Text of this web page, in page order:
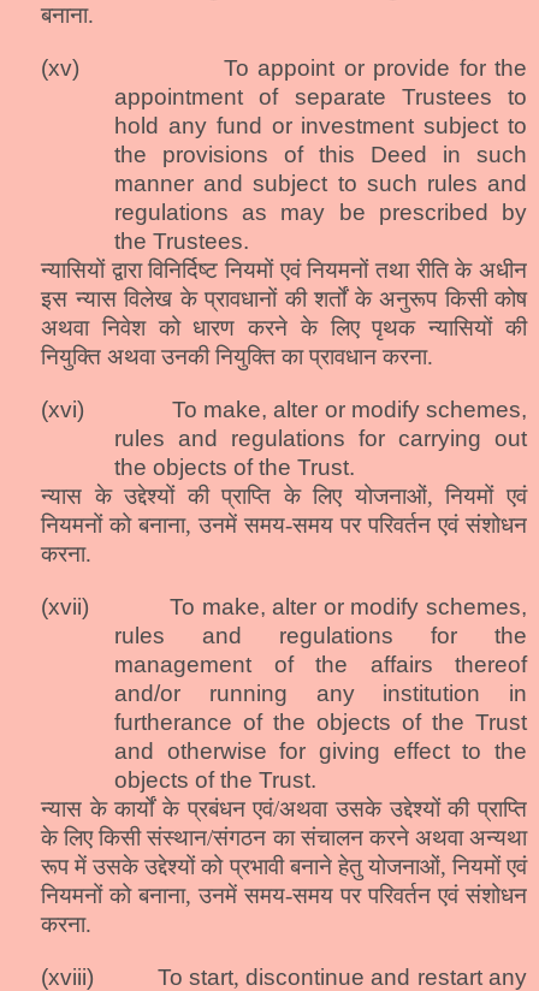
बनाना.
(xv)
To appoint or provide for the
appointment of separate Trustees to
hold any fund or investment subject to
the provisions of this Deed in such
manner and subject to such rules and
regulations as may be prescribed by
the Trustees.
न्यासियों द्वारा विनिर्दिष्ट नियमों एवं नियमनों तथा रीति के अधीन
इस न्यास विलेख के प्रावधानों की शर्तों के अनुरूप किसी कोष
अथवा निवेश को धारण करने के लिए पृथक न्यासियों की
नियुक्ति अथवा उनकी नियुक्ति का प्रावधान करना.
(xvi)
To make, alter or modify schemes,
rules and regulations for carrying out
the objects of the Trust.
न्यास के उद्देश्यों की प्राप्ति के लिए योजनाओं, नियमों एवं
नियमनों को बनाना, उनमें समय-समय पर परिवर्तन एवं संशोधन
करना.
(xvii)
To make, alter or modify schemes,
rules and regulations for the
management of the affairs thereof
and/or running any institution in
furtherance of the objects of the Trust
and otherwise for giving effect to the
objects of the Trust.
न्यास के कार्यों के प्रबंधन एवं/अथवा उसके उद्देश्यों की प्राप्ति
के लिए किसी संस्थान/संगठन का संचालन करने अथवा अन्यथा
रूप में उसके उद्देश्यों को प्रभावी बनाने हेतु योजनाओं, नियमों एवं
नियमनों को बनाना, उनमें समय-समय पर परिवर्तन एवं संशोधन
करना.
(xviii) To start, discontinue and restart any